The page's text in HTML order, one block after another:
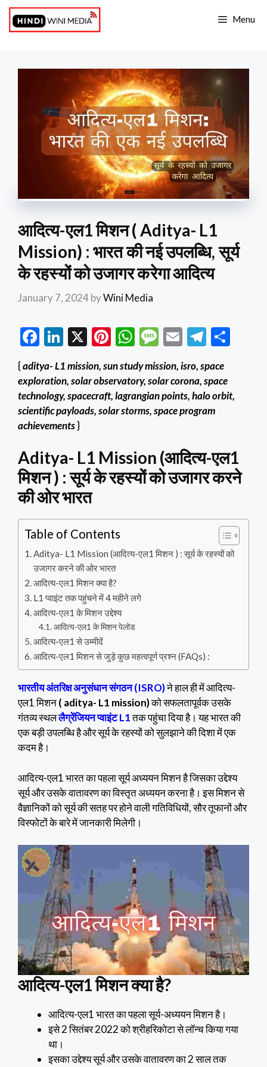
Skip
content
Menu
आदित्य-एल1 मिशन ( Aditya- L1
Mission) : भारत की नई उपलब्धि, सूर्य
के रहस्यों को उजागर करेगा आदित्य
January 7, 2024byWini Media
F
e
b
o
o
k
Li
ke
dI
n
X
Pi
er
es
t
W
at
s
A
p
M
sa
g
e
E
ai
l
T
e
gr
a
e
{aditya- L1 mission, sun study mission, isro, space
exploration, solar observatory, solar corona, space
technology, spacecraft, lagrangian points, halo orbit,
scientific payloads, solar storms, space program
achievements}
Aditya- L1 Mission (आदित्य-एल1
मिशन ) : सूर्य के रहस्यों को उजागर करने
की ओर भारत
Table of Contents
Aditya- L1 Mission (आदित्य-एल1 मिशन ) : सूर्य के रहस्यों को
उजागर करने की ओर भारत
आदित्य-एल1 मिशन क्या है?
L1 प्वाइंट तक पहुंचने में 4 महीने लगे
आदित्य-एल1 के मिशन उद्देश्य
आदित्य-एल1 के मिशन पेलोड
आदित्य-एल1 से उम्मीदें
आदित्य-एल1 मिशन से जुड़े कुछ महत्वपूर्ण प्रश्न (FAQs) :
भारतीय अंतरिक्ष अनुसंधान संगठन (ISRO)ने हाल ही में आदित्य-
एल1 मिशन( aditya- L1 mission)को सफलतापूर्वक उसके
गंतव्य स्थललैग्रेंजियन प्वाइंट L1तक पहुंचा दिया है। यह भारत की
एक बड़ी उपलब्धि है और सूर्य के रहस्यों को सुलझाने की दिशा में एक
कदम है।
आदित्य-एल1 भारत का पहला सूर्य अध्ययन मिशन है जिसका उद्देश्य
सूर्य और उसके वातावरण का विस्तृत अध्ययन करना है। इस मिशन से
वैज्ञानिकों को सूर्य की सतह पर होने वाली गतिविधियों, सौर तूफानों और
विस्फोटों के बारे में जानकारी मिलेगी।
आदित्य-एल1 मिशन क्या है?
आदित्य-एल1 भारत का पहला सूर्य-अध्ययन मिशन है।
इसे 2 सितंबर 2022 को श्रीहरिकोटा से लॉन्च किया गया
था।
इसका उद्देश्य सूर्य और उसके वातावरण का 2 साल तक